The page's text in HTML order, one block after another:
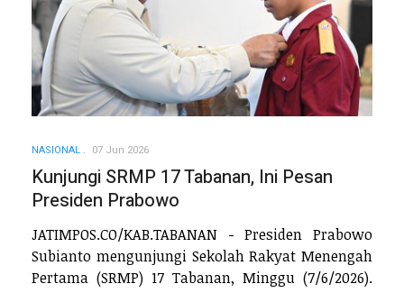
NASIONAL 07 Jun 2026
Kunjungi SRMP 17 Tabanan, Ini Pesan
Presiden Prabowo
JATIMPOS.CO/KAB.TABANAN - Presiden Prabowo
Subianto mengunjungi Sekolah Rakyat Menengah
Pertama (SRMP) 17 Tabanan, Minggu (7/6/2026).